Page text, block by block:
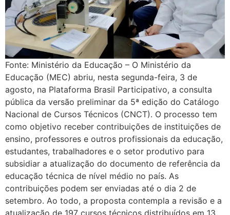
Fonte: Ministério da Educação – O Ministério da
Educação (MEC) abriu, nesta segunda-feira, 3 de
agosto, na Plataforma Brasil Participativo, a consulta
pública da versão preliminar da 5ª edição do Catálogo
Nacional de Cursos Técnicos (CNCT). O processo tem
como objetivo receber contribuições de instituições de
ensino, professores e outros profissionais da educação,
estudantes, trabalhadores e o setor produtivo para
subsidiar a atualização do documento de referência da
educação técnica de nível médio no país. As
contribuições podem ser enviadas até o dia 2 de
setembro. Ao todo, a proposta contempla a revisão e a
atualização de 197 cursos técnicos distribuídos em 13